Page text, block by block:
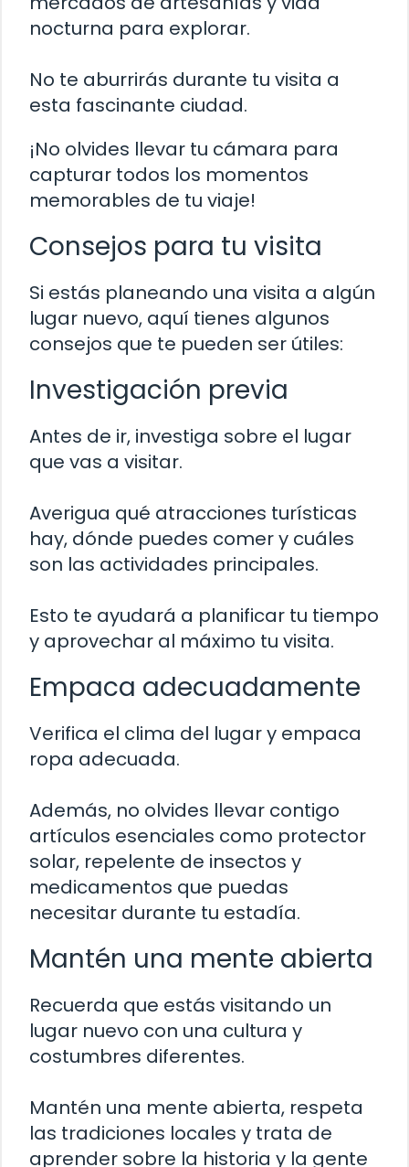
nocturna para explorar.
No te aburrirás durante tu visita a
esta fascinante ciudad.
¡No olvides llevar tu cámara para
capturar todos los momentos
memorables de tu viaje!
Consejos para tu visita
Si estás planeando una visita a algún
lugar nuevo, aquí tienes algunos
consejos que te pueden ser útiles:
Investigación previa
Antes de ir, investiga sobre el lugar
que vas a visitar.
Averigua qué atracciones turísticas
hay, dónde puedes comer y cuáles
son las actividades principales.
Esto te ayudará a planificar tu tiempo
y aprovechar al máximo tu visita.
Empaca adecuadamente
Verifica el clima del lugar y empaca
ropa adecuada.
Además, no olvides llevar contigo
artículos esenciales como protector
solar, repelente de insectos y
medicamentos que puedas
necesitar durante tu estadía.
Mantén una mente abierta
Recuerda que estás visitando un
lugar nuevo con una cultura y
costumbres diferentes.
Mantén una mente abierta, respeta
las tradiciones locales y trata de
aprender sobre la historia y la gente